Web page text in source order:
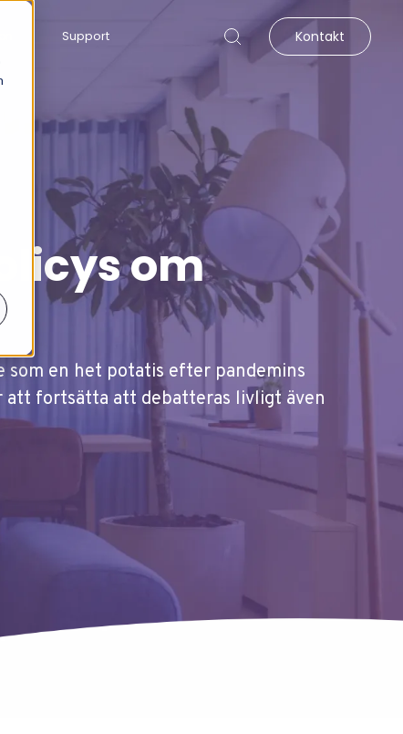
Support Kontakt
om
som en het potatis efter pandemins
att fortsätta att debatteras livligt även